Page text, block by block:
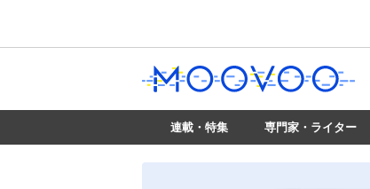
連載・特集 専門家・ライター